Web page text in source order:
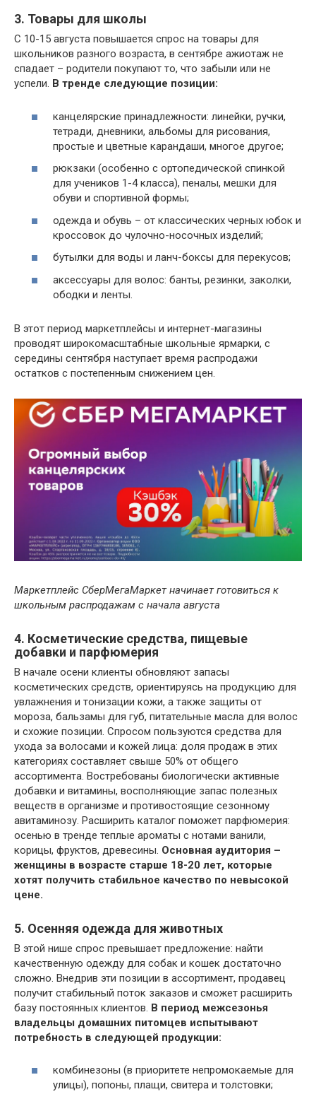
3. Товары для школы
С 10-15 августа повышается спрос на товары для
школьников разного возраста, в сентябре ажиотаж не
спадает – родители покупают то, что забыли или не
успели. В тренде следующие позиции:
канцелярские принадлежности: линейки, ручки,
тетради, дневники, альбомы для рисования,
простые и цветные карандаши, многое другое;
рюкзаки (особенно с ортопедической спинкой
для учеников 1-4 класса), пеналы, мешки для
обуви и спортивной формы;
одежда и обувь – от классических черных юбок и
кроссовок до чулочно-носочных изделий;
бутылки для воды и ланч-боксы для перекусов;
аксессуары для волос: банты, резинки, заколки,
ободки и ленты.
В этот период маркетплейсы и интернет-магазины
проводят широкомасштабные школьные ярмарки, с
середины сентября наступает время распродажи
остатков с постепенным снижением цен.
Маркетплейс СберМегаМаркет начинает готовиться к
школьным распродажам с начала августа
4. Косметические средства, пищевые
добавки и парфюмерия
В начале осени клиенты обновляют запасы
косметических средств, ориентируясь на продукцию для
увлажнения и тонизации кожи, а также защиты от
мороза, бальзамы для губ, питательные масла для волос
и схожие позиции. Спросом пользуются средства для
ухода за волосами и кожей лица: доля продаж в этих
категориях составляет свыше 50% от общего
ассортимента. Востребованы биологически активные
добавки и витамины, восполняющие запас полезных
веществ в организме и противостоящие сезонному
авитаминозу. Расширить каталог поможет парфюмерия:
осенью в тренде теплые ароматы с нотами ванили,
корицы, фруктов, древесины. Основная аудитория –
женщины в возрасте старше 18-20 лет, которые
хотят получить стабильное качество по невысокой
цене.
5. Осенняя одежда для животных
В этой нише спрос превышает предложение: найти
качественную одежду для собак и кошек достаточно
сложно. Внедрив эти позиции в ассортимент, продавец
получит стабильный поток заказов и сможет расширить
базу постоянных клиентов. В период межсезонья
владельцы домашних питомцев испытывают
потребность в следующей продукции:
комбинезоны (в приоритете непромокаемые для
улицы), попоны, плащи, свитера и толстовки;